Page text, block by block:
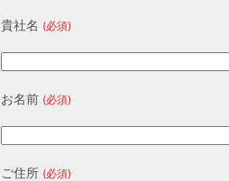
貴社名 (必須)
お名前 (必須)
ご住所 (必須)